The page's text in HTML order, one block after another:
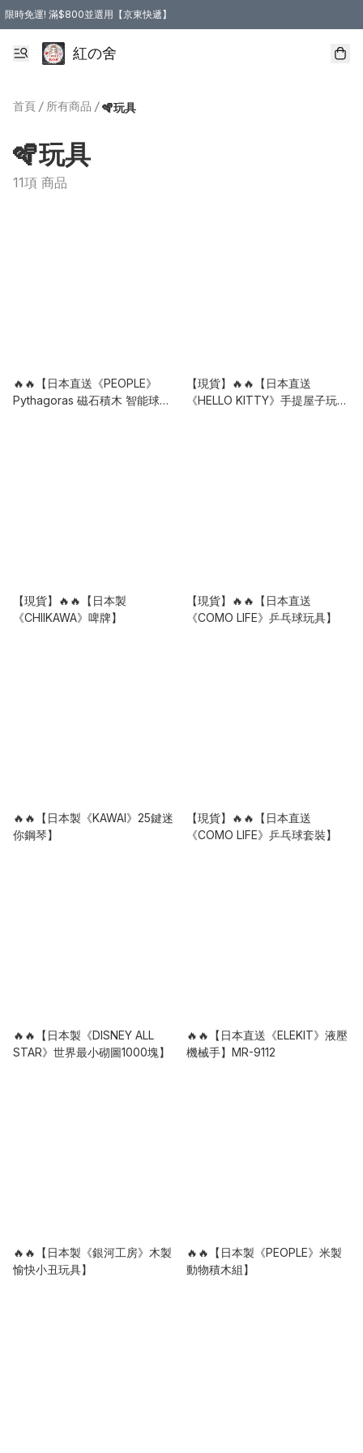
限時免運! 滿$800並選用【京東快遞】
紅の舍
首頁 / 所有商品 / 🪇玩具
🪇玩具
11項 商品
🔥🔥【日本直送《PEOPLE》
Pythagoras 磁石積木 智能球類
【現貨】🔥🔥【日本直送
《HELLO KITTY》手提屋子玩
【現貨】🔥🔥【日本製
《CHIIKAWA》啤牌】
【現貨】🔥🔥【日本直送
《COMO LIFE》乒乓球玩具】
🔥🔥【日本製《KAWAI》25鍵迷
你鋼琴】
【現貨】🔥🔥【日本直送
《COMO LIFE》乒乓球套裝】
🔥🔥【日本製《DISNEY ALL
STAR》世界最小砌圖1000塊】
🔥🔥【日本直送《ELEKIT》液壓
機械手】MR-9112
🔥🔥【日本製《銀河工房》木製
愉快小丑玩具】
🔥🔥【日本製《PEOPLE》米製
動物積木組】